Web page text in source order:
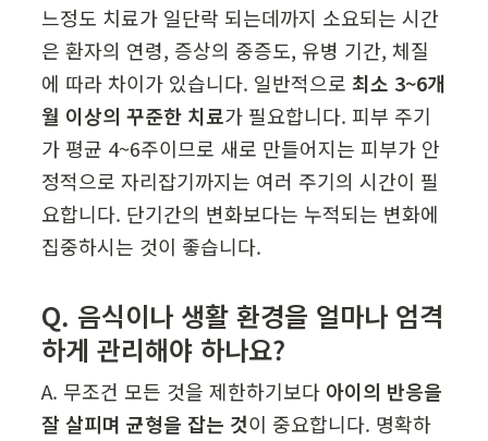
느정도 치료가 일단락 되는데까지 소요되는 시간
은 환자의 연령, 증상의 중증도, 유병 기간, 체질
에 따라 차이가 있습니다. 일반적으로 최소 3~6개
월 이상의 꾸준한 치료가 필요합니다. 피부 주기
가 평균 4~6주이므로 새로 만들어지는 피부가 안
정적으로 자리잡기까지는 여러 주기의 시간이 필
요합니다. 단기간의 변화보다는 누적되는 변화에
집중하시는 것이 좋습니다.
Q. 음식이나 생활 환경을 얼마나 엄격
하게 관리해야 하나요?
A. 무조건 모든 것을 제한하기보다 아이의 반응을
잘 살피며 균형을 잡는 것이 중요합니다. 명확하